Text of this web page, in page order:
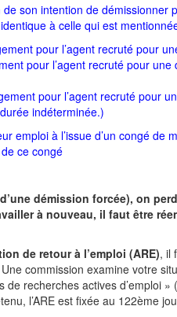
son intention de démissionner
à celle qui est
pour l’agent recruté pour
pour l’agent recruté pour
pour l’agent recruté pour
indéterminée.)
emploi à l’issue d’un congé de
ce congé
démission forcée), on
à nouveau, il faut être
de retour à l’emploi (ARE), il
commission examine votre
recherches actives d’emploi
l’ARE est fixée au 122ème